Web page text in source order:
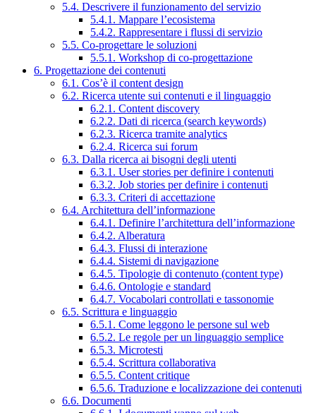
5.4. Descrivere il funzionamento del servizio
5.4.1. Mappare l’ecosistema
5.4.2. Rappresentare i flussi di servizio
5.5. Co-progettare le soluzioni
5.5.1. Workshop di co-progettazione
6. Progettazione dei contenuti
6.1. Cos’è il content design
6.2. Ricerca utente sui contenuti e il linguaggio
6.2.1. Content discovery
6.2.2. Dati di ricerca (search keywords)
6.2.3. Ricerca tramite analytics
6.2.4. Ricerca sui forum
6.3. Dalla ricerca ai bisogni degli utenti
6.3.1. User stories per definire i contenuti
6.3.2. Job stories per definire i contenuti
6.3.3. Criteri di accettazione
6.4. Architettura dell’informazione
6.4.1. Definire l’architettura dell’informazione
6.4.2. Alberatura
6.4.3. Flussi di interazione
6.4.4. Sistemi di navigazione
6.4.5. Tipologie di contenuto (content type)
6.4.6. Ontologie e standard
6.4.7. Vocabolari controllati e tassonomie
6.5. Scrittura e linguaggio
6.5.1. Come leggono le persone sul web
6.5.2. Le regole per un linguaggio semplice
6.5.3. Microtesti
6.5.4. Scrittura collaborativa
6.5.5. Content critique
6.5.6. Traduzione e localizzazione dei contenuti
6.6. Documenti